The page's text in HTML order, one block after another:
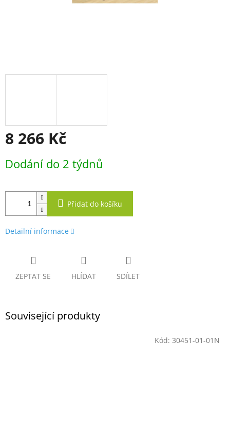
8 266 Kč
cena:
Dodání do 2 týdnů
Přidat do košíku
Detailní informace
ZEPTAT SE HLÍDAT SDÍLET
Související produkty
Kód: 30451-01-01N